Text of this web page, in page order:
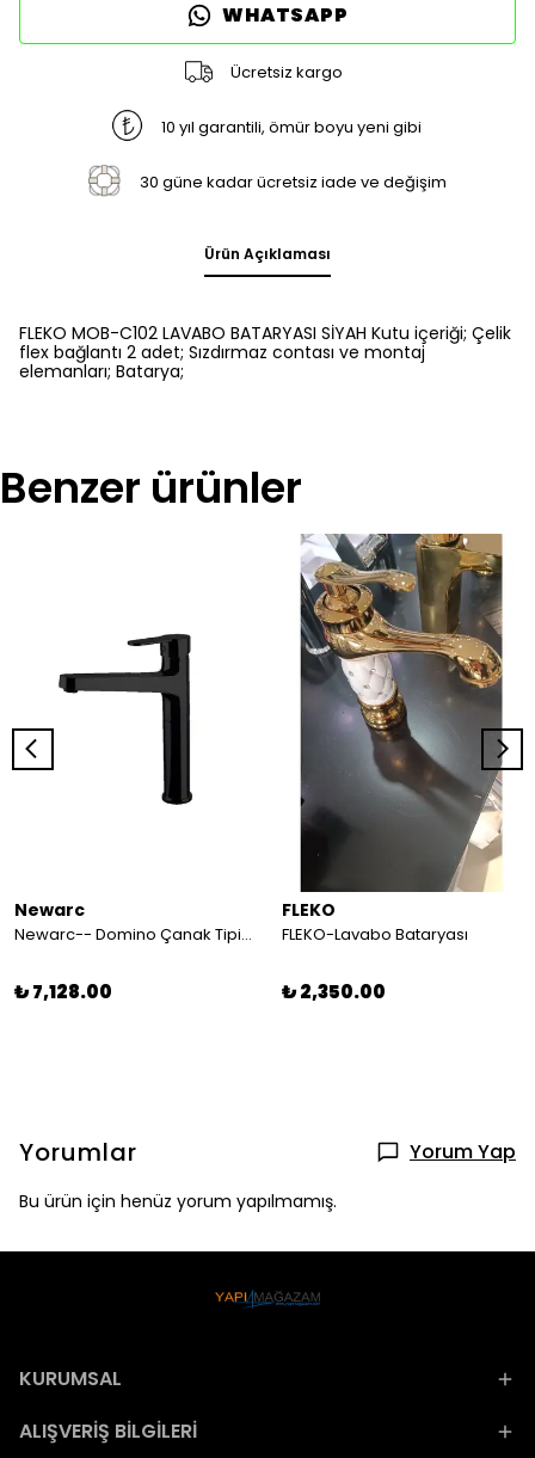
WHATSAPP
Ücretsiz kargo
10 yıl garantili, ömür boyu yeni gibi
30 güne kadar ücretsiz iade ve değişim
Ürün Açıklaması
FLEKO MOB-C102 LAVABO BATARYASI SİYAH Kutu içeriği; Çelik
flex bağlantı 2 adet; Sızdırmaz contası ve montaj
elemanları; Batarya;
Benzer ürünler
Newarc
Newarc-- Domino Çanak Tipi Lavabo Bataryası Siyah - 971001B 210078
₺ 7,128.00
FLEKO
FLEKO-Lavabo Bataryası
₺ 2,350.00
Yorumlar Yorum Yap
Bu ürün için henüz yorum yapılmamış.
KURUMSAL
ALIŞVERİŞ BİLGİLERİ